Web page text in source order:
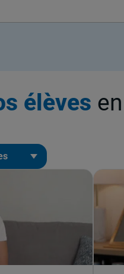
élèves